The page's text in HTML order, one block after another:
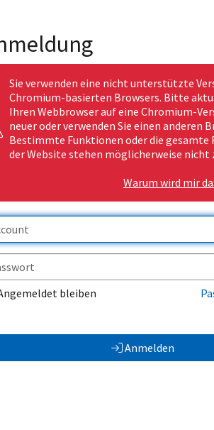
Sie verwenden eine nicht unterstützte
Chromium-basierten Browsers. Bitte
Ihren Webbrowser auf eine Chromium-
neuer oder verwenden Sie einen anderen
Bestimmte Funktionen oder die
der Website stehen möglicherweise nicht
Warum wird mir
bleiben
Anmelden